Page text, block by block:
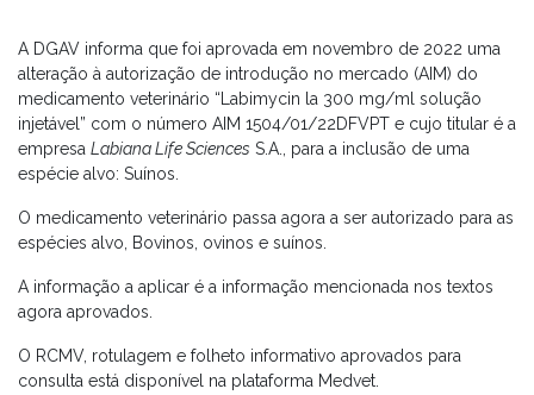
A DGAV informa que foi aprovada em novembro de 2022 uma
alteração à autorização de introdução no mercado (AIM) do
medicamento veterinário “Labimycin la 300 mg/ml solução
injetável” com o número AIM 1504/01/22DFVPT e cujo titular é a
empresa Labiana Life Sciences S.A., para a inclusão de uma
espécie alvo: Suínos.
O medicamento veterinário passa agora a ser autorizado para as
espécies alvo, Bovinos, ovinos e suínos.
A informação a aplicar é a informação mencionada nos textos
agora aprovados.
O RCMV, rotulagem e folheto informativo aprovados para
consulta está disponível na plataforma Medvet.